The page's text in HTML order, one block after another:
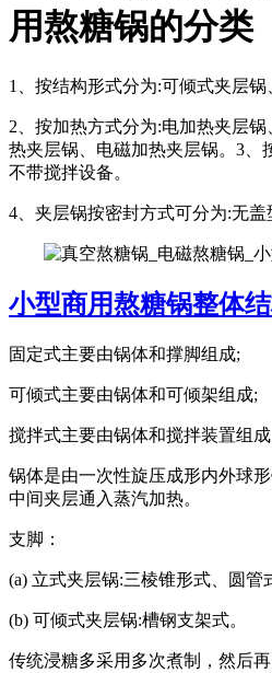
用熬糖锅的分类
1、按结构形式分为:可倾式夹层
2、按加热方式分为:电加热夹层
热夹层锅、电磁加热夹层锅。3、
不带搅拌设备。
4、夹层锅按密封方式可分为:无盖
小型商用熬糖锅整体
固定式主要由锅体和撑脚组成;
可倾式主要由锅体和可倾架组成;
搅拌式主要由锅体和搅拌装置组成
锅体是由一次性旋压成形内外球
中间夹层通入蒸汽加热。
支脚：
(a) 立式夹层锅:三棱锥形式、圆管
(b) 可倾式夹层锅:槽钢支架式。
传统浸糖多采用多次煮制，然后